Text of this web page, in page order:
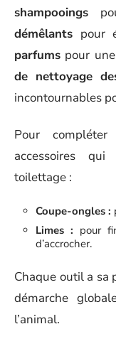
shampooings
démêlants pour
parfums pour
de nettoyage
incontournables
Pour
accessoires
toilettage :
Coupe-ongles :
Limes : pour
d’accrocher.
Chaque outil a sa
démarche
l’animal.